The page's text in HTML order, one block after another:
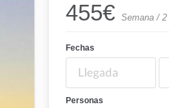
455€ Semana / 2
Fechas
Personas